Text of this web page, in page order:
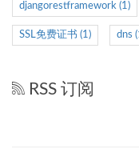
djangorestframework (1)
SSL免费证书 (1) dns
RSS 订阅